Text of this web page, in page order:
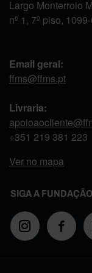
Largo Monterroio
nº 1, 7º piso,
Email geral:
ffms@ffms.pt
Livraria:
+351 219 381 223
Ver no mapa
SIGA A FUNDAÇÃO